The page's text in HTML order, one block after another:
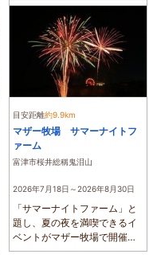
目安距離約9.9km
マザー牧場 サマーナイトフ
ァーム
富津市桜井総稱鬼泪山
2026年7月18日～2026年8月30日
「サマーナイトファーム」と
題し、夏の夜を満喫できるイ
ベントがマザー牧場で開催さ
れます。19時...